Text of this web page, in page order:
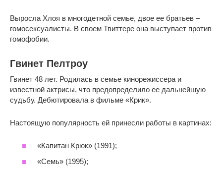
Выросла Хлоя в многодетной семье, двое ее братьев –
гомосексуалисты. В своем Твиттере она выступает против
гомофобии.
Гвинет Пелтроу
Гвинет 48 лет. Родилась в семье кинорежиссера и
известной актрисы, что предопределило ее дальнейшую
судьбу. Дебютировала в фильме «Крик».
Настоящую популярность ей принесли работы в картинах:
«Капитан Крюк» (1991);
«Семь» (1995);